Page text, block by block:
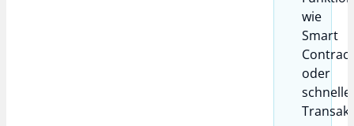
wie
Smart
oder